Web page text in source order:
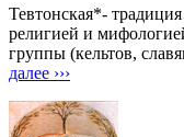
Тевтонская*-
религией и
группы (кельтов,
далее ›››